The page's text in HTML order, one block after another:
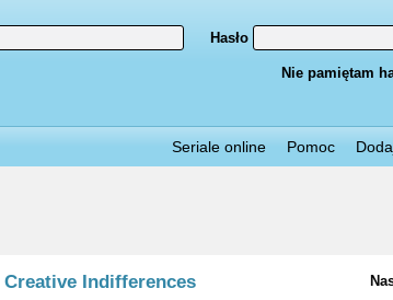
Hasło
Nie pamiętam
Seriale online Pomoc
Creative Indifferences